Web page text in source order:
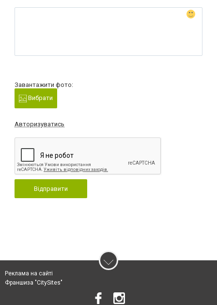
Завантажити фото:
Вибрати
Авторизуватись
Відправити
Реклама на сайті
Франшиза "CitySites"